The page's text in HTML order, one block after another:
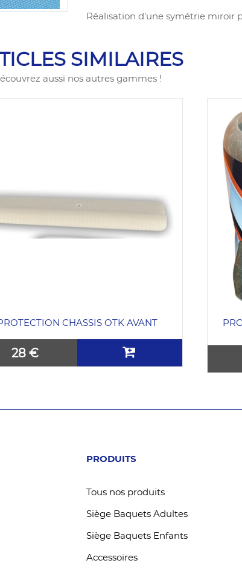
Réalisation d'une symétrie miroir
SIMILAIRES
aussi nos autres gammes !
CHASSIS OTK AVANT
28 €
PRODUITS
Tous nos produits
Siège Baquets Adultes
Siège Baquets Enfants
Accessoires